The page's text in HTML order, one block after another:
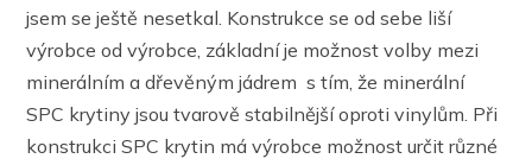
jsem se ještě nesetkal. Konstrukce se od sebe liší
výrobce od výrobce, základní je možnost volby mezi
minerálním a dřevěným jádrem s tím, že minerální
SPC krytiny jsou tvarově stabilnější oproti vinylům. Při
konstrukci SPC krytin má výrobce možnost určit různé